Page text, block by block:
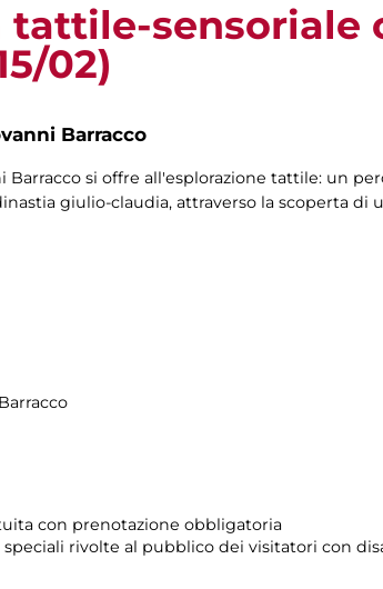
sensoriale
02)
Barracco
Barracco si offre all'esplorazione tattile: un
giulio-claudia, attraverso la scoperta
con prenotazione obbligatoria
rivolte al pubblico dei visitatori con